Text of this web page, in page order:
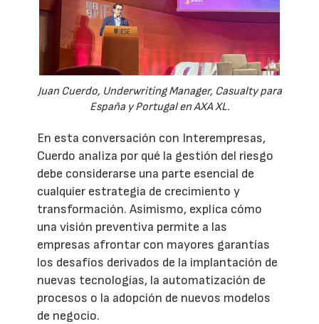
Juan Cuerdo, Underwriting Manager, Casualty para
España y Portugal en AXA XL.
En esta conversación con Interempresas,
Cuerdo analiza por qué la gestión del riesgo
debe considerarse una parte esencial de
cualquier estrategia de crecimiento y
transformación. Asimismo, explica cómo
una visión preventiva permite a las
empresas afrontar con mayores garantías
los desafíos derivados de la implantación de
nuevas tecnologías, la automatización de
procesos o la adopción de nuevos modelos
de negocio.